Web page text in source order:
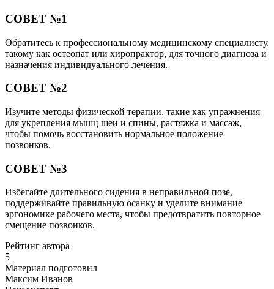
СОВЕТ №1
Обратитесь к профессиональному медицинскому специалисту,
такому как остеопат или хиропрактор, для точного диагноза и
назначения индивидуального лечения.
СОВЕТ №2
Изучите методы физической терапии, такие как упражнения
для укрепления мышц шеи и спины, растяжка и массаж,
чтобы помочь восстановить нормальное положение
позвонков.
СОВЕТ №3
Избегайте длительного сидения в неправильной позе,
поддерживайте правильную осанку и уделите внимание
эргономике рабочего места, чтобы предотвратить повторное
смещение позвонков.
Рейтинг автора
5
Материал подготовил
Максим Иванов